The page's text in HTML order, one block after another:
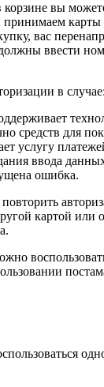
вы
карты
вас
ввести
в случае:
средств для
услугу
ввода
ошибка.
картой или